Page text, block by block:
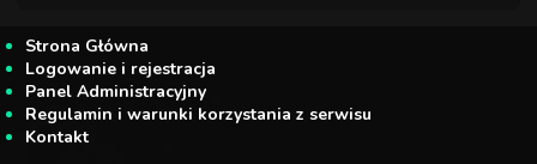
Strona Główna
Logowanie i rejestracja
Panel Administracyjny
Regulamin i warunki korzystania z serwisu
Kontakt